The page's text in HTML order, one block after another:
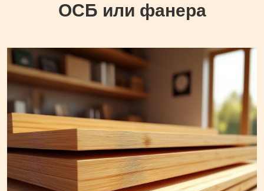
ОСБ или фанера